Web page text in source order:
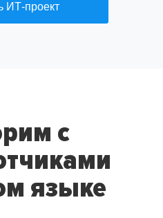
ИТ-проект
с
языке